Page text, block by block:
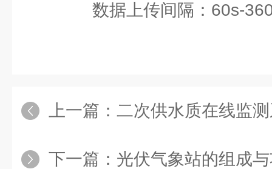
数据上传间隔：60s-
上一篇： 二次供水质在线监
下一篇： 光伏气象站的组成